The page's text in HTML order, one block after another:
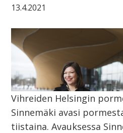
13.4.2021
Vihreiden Helsingin
Sinnemäki avasi
tiistaina. Avauksessa